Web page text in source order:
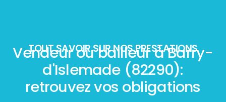
TOUT SAVOIR SUR NOS PRESTATIONS
Vendeur ou bailleur à Barry-
d'Islemade (82290):
retrouvez vos obligations